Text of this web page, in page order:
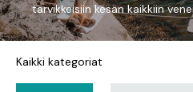
tarvikkeisiin kesän kaikkiin
Kaikki kategoriat